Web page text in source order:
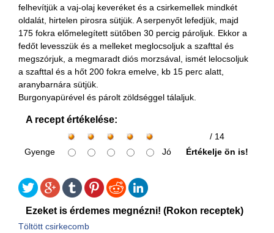
felhevítjük a vaj-olaj keveréket és a csirkemellek mindkét
oldalát, hirtelen pirosra sütjük. A serpenyőt lefedjük, majd
175 fokra előmelegített sütőben 30 percig pároljuk. Ekkor a
fedőt levesszük és a melleket meglocsoljuk a szafttal és
megszórjuk, a megmaradt diós morzsával, ismét lelocsoljuk
a szafttal és a hőt 200 fokra emelve, kb 15 perc alatt,
aranybarnára sütjük.
Burgonyapürével és párolt zöldséggel tálaljuk.
A recept értékelése:
/ 14
Gyenge
Jó Értékelje ön is!
Ezeket is érdemes megnézni! (Rokon receptek)
Töltött csirkecomb